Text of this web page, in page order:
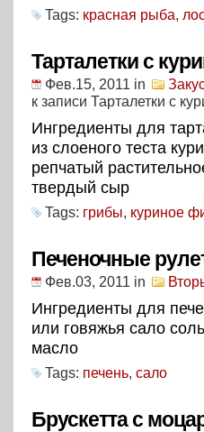
Tags: красная рыба,
Тарталетки с
Фев.15, 2011 in
к записи Тарталетки с
Ингредиенты для
из слоеного теста
репчатый
твердый сыр
Tags: грибы, куриное
Печеночные
Фев.03, 2011 in
Ингредиенты для
или говяжья сало
масло
Tags: печень, сало
Брускетта с